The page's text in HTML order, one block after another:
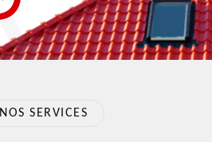
NOS SERVICES